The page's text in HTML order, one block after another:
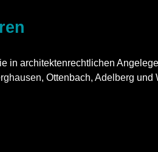
in architektenrechtlichen
, Ottenbach, Adelberg und